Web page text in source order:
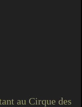
au Cirque des